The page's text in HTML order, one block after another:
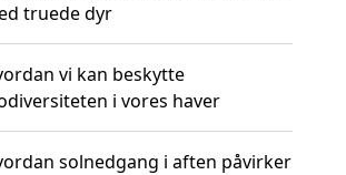
truede dyr
vi kan beskytte
i vores haver
solnedgang i aften påvirker